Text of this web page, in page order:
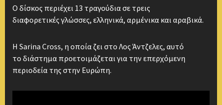
Ο δίσκος περιέχει 13 τραγούδια σε τρεις
διαφορετικές γλώσσες, ελληνικά, αρμένικα και αραβικά.
Η Sarina Cross, η οποία ζει στο Λος Άντζελες, αυτό
το διάστημα προετοιμάζεται για την επερχόμενη
περιοδεία της στην Ευρώπη.